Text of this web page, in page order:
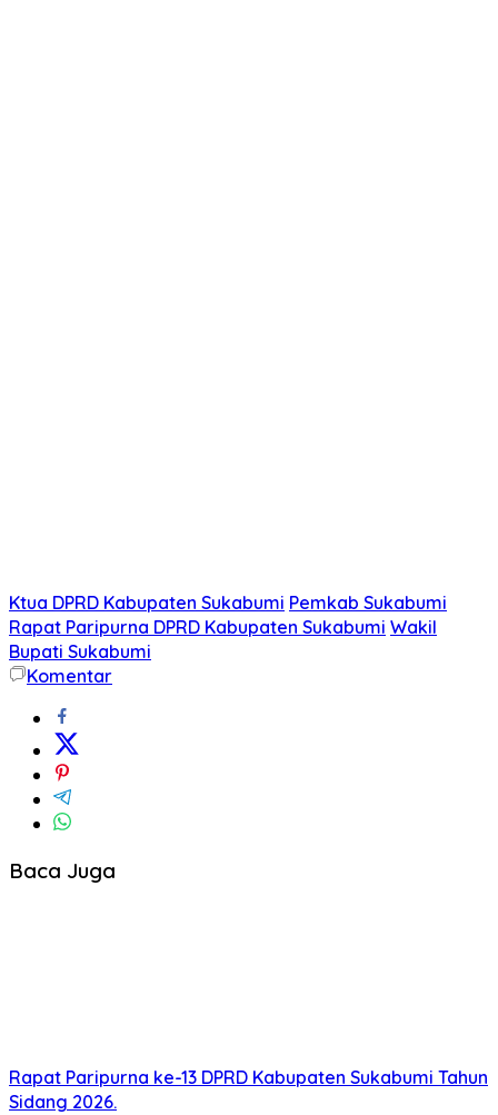
Ktua DPRD Kabupaten Sukabumi Pemkab Sukabumi
Rapat Paripurna DPRD Kabupaten Sukabumi Wakil
Bupati Sukabumi
Komentar
Baca Juga
Rapat Paripurna ke-13 DPRD Kabupaten Sukabumi Tahun
Sidang 2026.